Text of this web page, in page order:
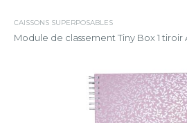
CAISSONS SUPERPOSABLES
Module de classement Tiny Box 1 tiroir